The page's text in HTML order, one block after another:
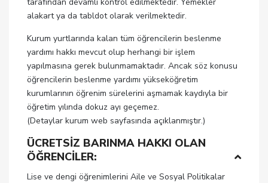
alakart ya da tabldot olarak verilmektedir.
Kurum yurtlarında kalan tüm öğrencilerin beslenme
yardımı hakkı mevcut olup herhangi bir işlem
yapılmasına gerek bulunmamaktadır. Ancak söz konusu
öğrencilerin beslenme yardımı yükseköğretim
kurumlarının öğrenim sürelerini aşmamak kaydıyla bir
öğretim yılında dokuz ayı geçemez.
(Detaylar kurum web sayfasında açıklanmıştır.)
ÜCRETSİZ BARINMA HAKKI OLAN
ÖĞRENCİLER:
Lise ve dengi öğrenimlerini Aile ve Sosyal Politikalar